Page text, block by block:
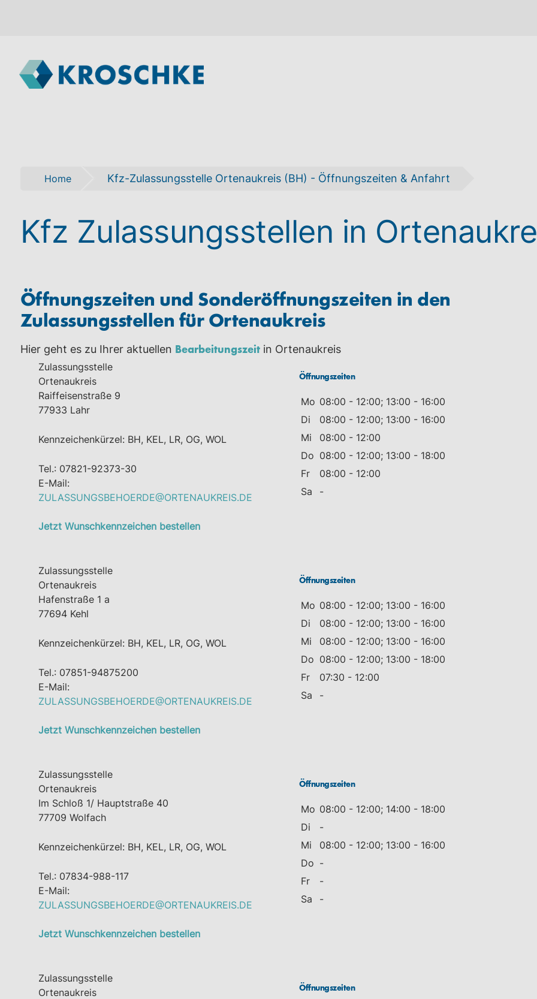
Home Kfz-Zulassungsstelle Ortenaukreis (BH) - Öffnungszeiten & Anfahrt
Kfz Zulassungsstellen in
Öffnungszeiten und Sonderöffnungszeiten in den
Zulassungsstellen für Ortenaukreis
Hier geht es zu Ihrer aktuellen Bearbeitungszeitin Ortenaukreis
Zulassungsstelle
Ortenaukreis
Raiffeisenstraße 9
77933 Lahr
Kennzeichenkürzel: BH, KEL, LR, OG, WOL
Tel.: 07821-92373-30
E-Mail:
ZULASSUNGSBEHOERDE@ORTENAUKREIS.DE
Jetzt Wunschkennzeichen bestellen
Öffnungszeiten
Mo 08:00 - 12:00; 13:00 - 16:00
Di
08:00 - 12:00; 13:00 - 16:00
Mi
08:00 - 12:00
Do 08:00 - 12:00; 13:00 - 18:00
Fr
08:00 - 12:00
Sa
-
Zulassungsstelle
Ortenaukreis
Hafenstraße 1 a
77694 Kehl
Kennzeichenkürzel: BH, KEL, LR, OG, WOL
Tel.: 07851-94875200
E-Mail:
ZULASSUNGSBEHOERDE@ORTENAUKREIS.DE
Jetzt Wunschkennzeichen bestellen
Öffnungszeiten
Mo 08:00 - 12:00; 13:00 - 16:00
Di
08:00 - 12:00; 13:00 - 16:00
Mi
08:00 - 12:00; 13:00 - 16:00
Do 08:00 - 12:00; 13:00 - 18:00
Fr
07:30 - 12:00
Sa
-
Zulassungsstelle
Ortenaukreis
Im Schloß 1/ Hauptstraße 40
77709 Wolfach
Kennzeichenkürzel: BH, KEL, LR, OG, WOL
Tel.: 07834-988-117
E-Mail:
ZULASSUNGSBEHOERDE@ORTENAUKREIS.DE
Jetzt Wunschkennzeichen bestellen
Öffnungszeiten
Mo 08:00 - 12:00; 14:00 - 18:00
Di
-
Mi
08:00 - 12:00; 13:00 - 16:00
Do -
Fr
-
Sa
-
Zulassungsstelle
Ortenaukreis
Öffnungszeiten